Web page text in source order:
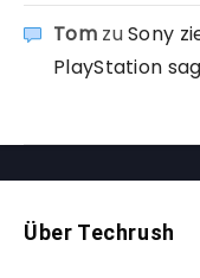
TomzuSony
PlayStation
Über Techrush